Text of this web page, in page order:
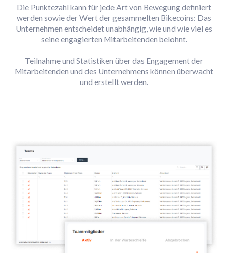
Die Punktezahl kann für jede Art von Bewegung definiert
werden sowie der Wert der gesammelten Bikecoins: Das
Unternehmen entscheidet unabhängig, wie und wie viel es
seine engagierten Mitarbeitenden belohnt.
Teilnahme und Statistiken über das Engagement der
Mitarbeitenden und des Unternehmens können überwacht
und erstellt werden.